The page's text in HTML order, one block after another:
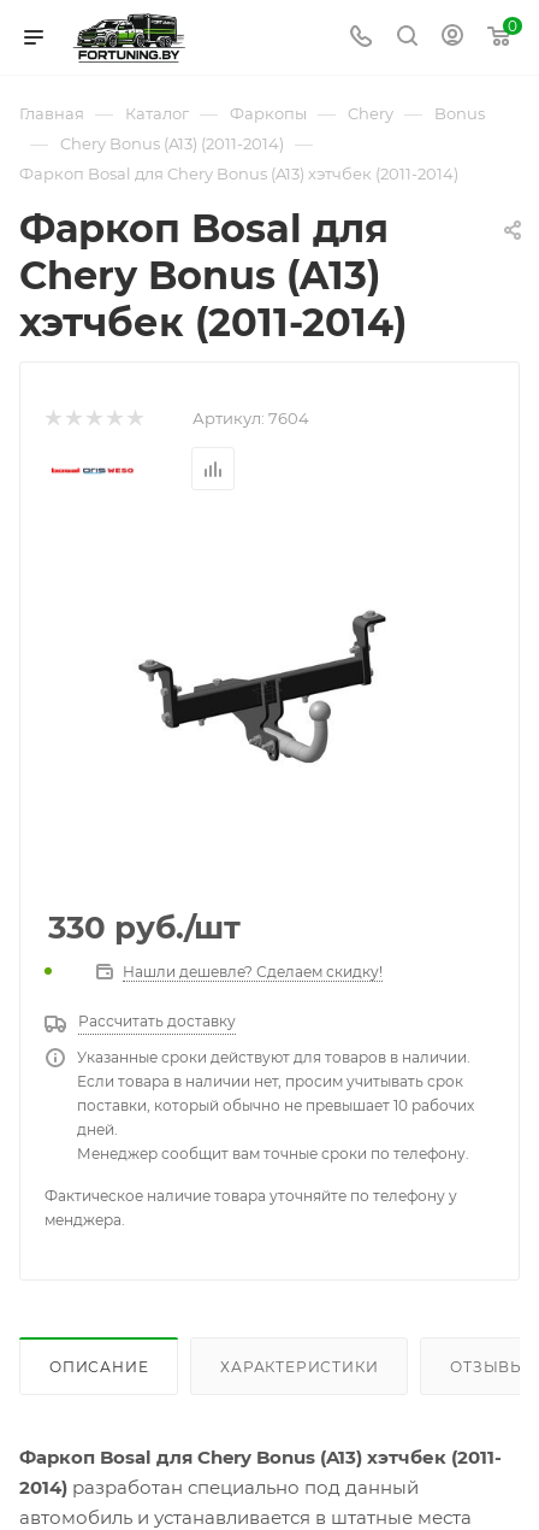
0
Главная — Каталог — Фаркопы — Chery — Bonus
— Chery Bonus (A13) (2011-2014) —
Фаркоп Bosal для Chery Bonus (A13) хэтчбек (2011-2014)
Фаркоп Bosal для
Chery Bonus (A13)
хэтчбек (2011-2014)
Артикул: 7604
330 руб./шт
Нашли дешевле? Сделаем скидку!
Рассчитать доставку
Указанные сроки действуют для товаров в наличии.
Если товара в наличии нет, просим учитывать срок
поставки, который обычно не превышает 10 рабочих
дней.
Менеджер сообщит вам точные сроки по телефону.
Фактическое наличие товара уточняйте по телефону у
менджера.
ОПИСАНИЕ ХАРАКТЕРИСТИКИ ОТЗЫВЫ
Фаркоп Bosal для Chery Bonus (A13) хэтчбек (2011-
2014) разработан специально под данный
автомобиль и устанавливается в штатные места